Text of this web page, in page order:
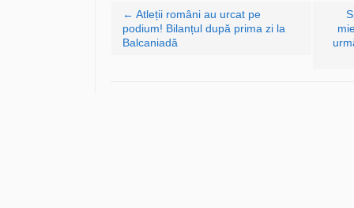
Navigare articole
← Atleții români au urcat pe
podium! Bilanțul după prima zi la
Balcaniadă